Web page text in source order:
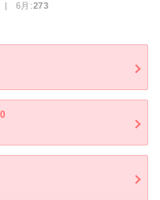
| 6月:273